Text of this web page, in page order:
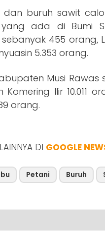
buruh sawit
ada di Bumi
455 orang,
5.353 orang.
Musi Rawas
Komering Ilir 10.011
orang.
DI GOOGLE
Petani Buruh